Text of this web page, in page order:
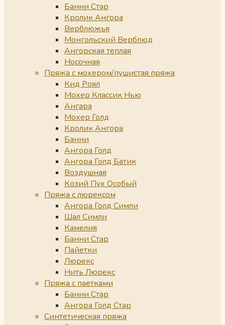
Банни Стар
Кролик Ангора
Верблюжья
Монгольский Верблюд
Ангорская теплая
Носочная
Пряжа с мохером/пушистая пряжа
Кид Роял
Мохер Классик Нью
Ангара
Мохер Голд
Кролик Ангора
Банни
Ангора Голд
Ангора Голд Батик
Воздушная
Козий Пух Особый
Пряжа с люрексом
Ангора Голд Симли
Шал Симли
Камелия
Банни Стар
Пайетки
Люрекс
Нить Люрекс
Пряжа с паетками
Банни Стар
Ангора Голд Стар
Синтетическая пряжа